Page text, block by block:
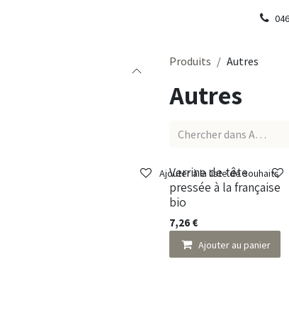
Produits Autres
Autres
Verrine de tête
pressée à la française
bio
7,26 €
Ajouter au panier
Ajouter à la liste de souhaits